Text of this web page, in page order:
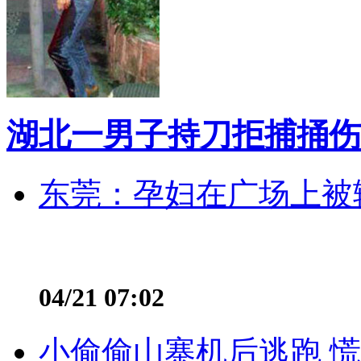
湖北一男子持刀拒捕捅
东莞：孕妇在广场上
04/21 07:02
小偷偷山寨机后逃跑